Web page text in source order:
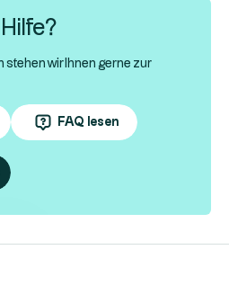
stehen wir Ihnen gerne zur
FAQ lesen